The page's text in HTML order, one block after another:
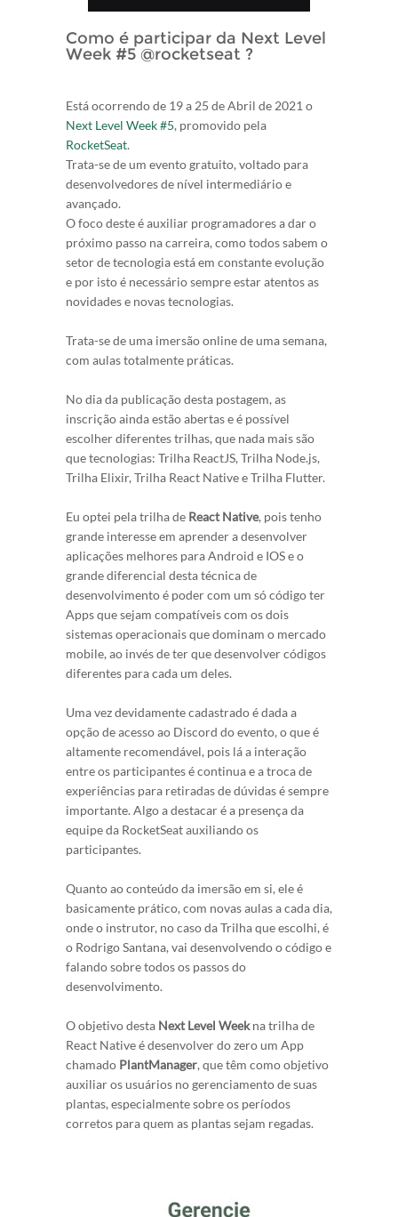
Como é participar da Next Level
Week #5 @rocketseat ?
Está ocorrendo de 19 a 25 de Abril de 2021 o
Next Level Week #5, promovido pela
RocketSeat.
Trata-se de um evento gratuito, voltado para
desenvolvedores de nível intermediário e
avançado.
O foco deste é auxiliar programadores a dar o
próximo passo na carreira, como todos sabem o
setor de tecnologia está em constante evolução
e por isto é necessário sempre estar atentos as
novidades e novas tecnologias.
Trata-se de uma imersão online de uma semana,
com aulas totalmente práticas.
No dia da publicação desta postagem, as
inscrição ainda estão abertas e é possível
escolher diferentes trilhas, que nada mais são
que tecnologias: Trilha ReactJS, Trilha Node.js,
Trilha Elixir, Trilha React Native e Trilha Flutter.
Eu optei pela trilha de React Native, pois tenho
grande interesse em aprender a desenvolver
aplicações melhores para Android e IOS e o
grande diferencial desta técnica de
desenvolvimento é poder com um só código ter
Apps que sejam compatíveis com os dois
sistemas operacionais que dominam o mercado
mobile, ao invés de ter que desenvolver códigos
diferentes para cada um deles.
Uma vez devidamente cadastrado é dada a
opção de acesso ao Discord do evento, o que é
altamente recomendável, pois lá a interação
entre os participantes é continua e a troca de
experiências para retiradas de dúvidas é sempre
importante. Algo a destacar é a presença da
equipe da RocketSeat auxiliando os
participantes.
Quanto ao conteúdo da imersão em si, ele é
basicamente prático, com novas aulas a cada dia,
onde o instrutor, no caso da Trilha que escolhi, é
o Rodrigo Santana, vai desenvolvendo o código e
falando sobre todos os passos do
desenvolvimento.
O objetivo desta Next Level Weekna trilha de
React Native é desenvolver do zero um App
chamado PlantManager, que têm como objetivo
auxiliar os usuários no gerenciamento de suas
plantas, especialmente sobre os períodos
corretos para quem as plantas sejam regadas.